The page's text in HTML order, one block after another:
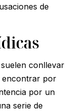
de
conllevar
encontrar por
por un
serie de